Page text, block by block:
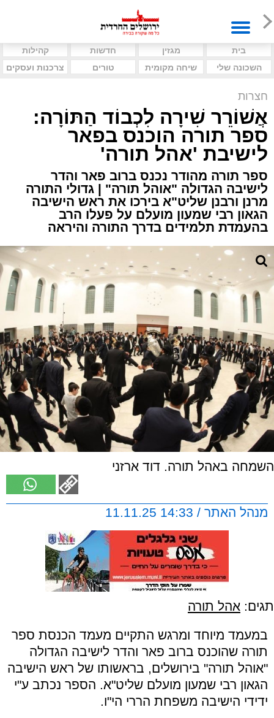
בית מגזין חדשות
קהילות
השכונה שלי
שיחה מקומית טורים צרכנות ועסקים
חצרות
אֲשׁוֹרֵר שִׁירָה לִכְבוֹד הַתּוֹרָה:
ספר תורה הוכנס בפאר
לישיבת 'אהל תורה'
ספר תורה מהודר נכנס ברוב פאר והדר
לישיבה הגדולה "אוהל תורה" | גדולי התורה
מרנן ורבנן שליט"א בירכו את ראש הישיבה
הגאון רבי שמעון מועלם על פעלו הרב
בהעמדת תלמידים בדרך התורה והיראה
השמחה באהל תורה. דוד ארזני
מנהל האתר / 14:33 11.11.25
תגים: אהל תורה
במעמד מיוחד ומרגש התקיים מעמד הכנסת ספר
תורה שהוכנס ברוב פאר והדר לישיבה הגדולה
"אוהל תורה" בירושלים, בראשותו של ראש הישיבה
הגאון רבי שמעון מועלם שליט"א. הספר נכתב ע"י
ידידי הישיבה משפחת הררי הי"ו.